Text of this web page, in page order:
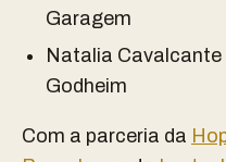
Garagem
Natalia Cavalcante
Godheim
Com a parceria da